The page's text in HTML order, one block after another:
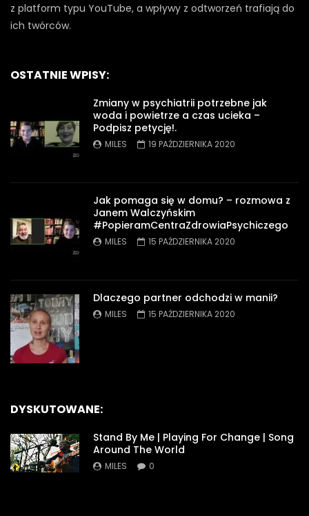
z platform typu YouTube, a wpływy z odtworzeń trafiają do
ich twórców.
OSTATNIE WPISY:
Zmiany w psychiatrii potrzebne jak
woda i powietrze a czas ucieka –
Podpisz petycję!.
MILES 19 PAŹDZIERNIKA 2020
Jak pomaga się w domu? – rozmowa z
Janem Walczyńskim
#PopieramCentraZdrowiaPsychiczego
MILES 15 PAŹDZIERNIKA 2020
Dlaczego partner odchodzi w manii?
MILES 15 PAŹDZIERNIKA 2020
DYSKUTOWANE:
Stand By Me | Playing For Change | Song
Around The World
MILES 0